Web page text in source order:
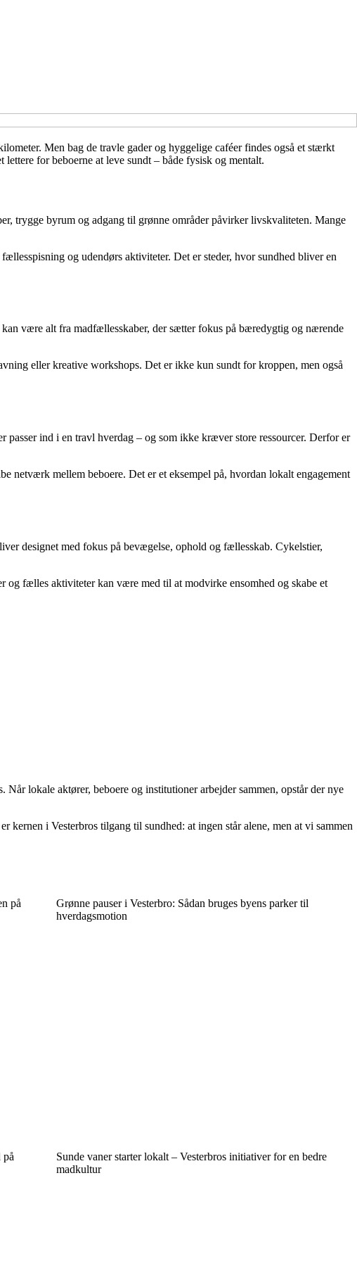
Men bag de travle gader og hyggelige caféer findes også et stærkt
for beboerne at leve sundt – både fysisk og mentalt.
trygge byrum og adgang til grønne områder påvirker livskvaliteten. Mange
og udendørs aktiviteter. Det er steder, hvor sundhed bliver en
være alt fra madfællesskaber, der sætter fokus på bæredygtig og nærende
eller kreative workshops. Det er ikke kun sundt for kroppen, men også
ind i en travl hverdag – og som ikke kræver store ressourcer. Derfor er
netværk mellem beboere. Det er et eksempel på, hvordan lokalt engagement
designet med fokus på bevægelse, ophold og fællesskab. Cykelstier,
og fælles aktiviteter kan være med til at modvirke ensomhed og skabe et
lokale aktører, beboere og institutioner arbejder sammen, opstår der nye
i Vesterbros tilgang til sundhed: at ingen står alene, men at vi sammen
på
Grønne pauser i Vesterbro: Sådan bruges byens parker til
hverdagsmotion
på
Sunde vaner starter lokalt – Vesterbros initiativer for en bedre
madkultur